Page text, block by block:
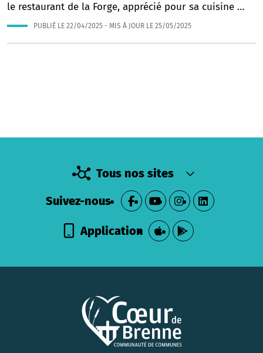
le restaurant de la Forge, apprécié pour sa cuisine …
PUBLIÉ LE 22/04/2025 - MIS À JOUR LE 25/05/2025
Tous nos sites
Suivez-nous
Application